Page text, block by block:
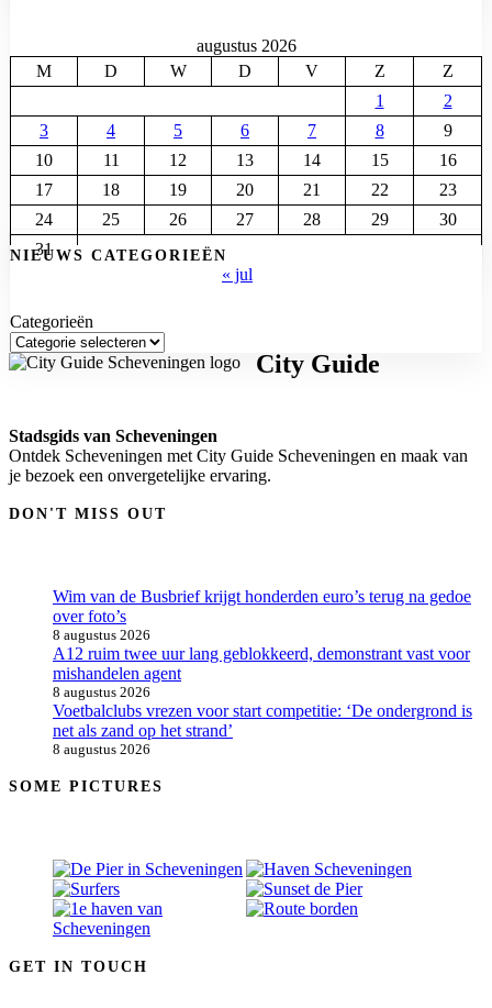
augustus 2026
M
D W D V Z
Z
1
2
3
4 5 6 7 8
9
10
11 12 13 14 15
16
17
18 19 20 21 22
23
24
25 26 27 28 29
30
31
« jul
NIEUWS CATEGORIEËN
Categorieën
City Guide
Stadsgids van Scheveningen
Ontdek Scheveningen met City Guide Scheveningen en maak van
je bezoek een onvergetelijke ervaring.
DON'T MISS OUT
Wim van de Busbrief krijgt honderden euro’s terug na gedoe
over foto’s
8 augustus 2026
A12 ruim twee uur lang geblokkeerd, demonstrant vast voor
mishandelen agent
8 augustus 2026
Voetbalclubs vrezen voor start competitie: ‘De ondergrond is
net als zand op het strand’
8 augustus 2026
SOME PICTURES
GET IN TOUCH